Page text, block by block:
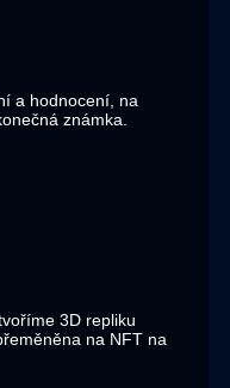
a hodnocení, na
známka.
3D repliku
na NFT na